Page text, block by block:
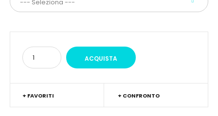
+ FAVORITI + CONFRONTO